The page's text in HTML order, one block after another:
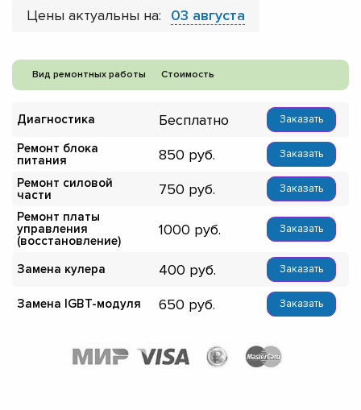
Цены актуальны на: 03 августа
Вид ремонтных работы Стоимость
Диагностика Бесплатно Заказать
Ремонт блока
питания
850 Заказать
Ремонт силовой
части
750 Заказать
Ремонт платы
управления
(восстановление)
1000 Заказать
Замена кулера 400 Заказать
Замена IGBT-модуля 650 Заказать